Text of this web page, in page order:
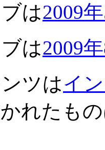
は2009
は2009
ツはイ
れたも